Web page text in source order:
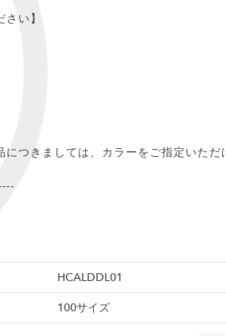
い】
つきましては、カラーをご指定いただ
HCALDDL01
100サイズ